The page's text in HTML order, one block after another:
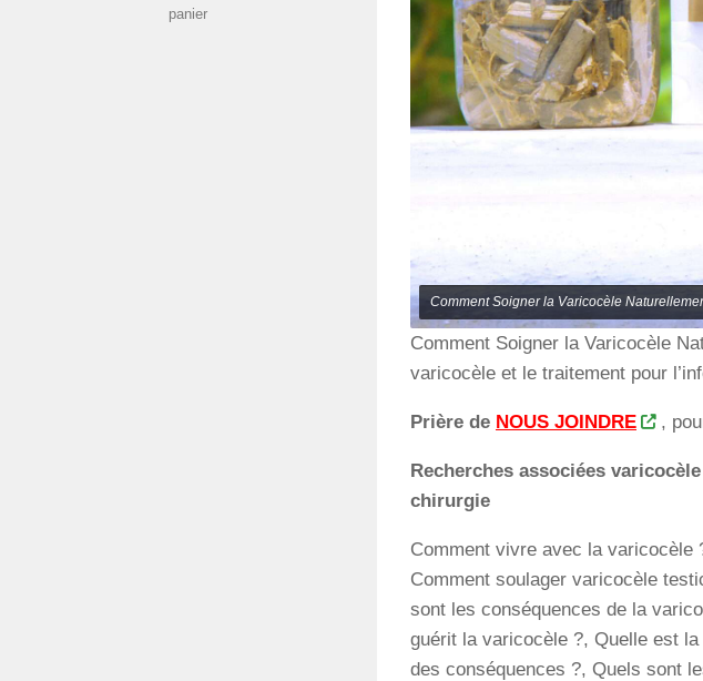
Comment Soigner la Varicocèle
Comment Soigner la Varicocèle
varicocèle et le traitement pour
Prière de NOUS JOINDRE ,
Recherches associées
chirurgie
Comment vivre avec la varicocèle
Comment soulager varicocèle
sont les conséquences de la
guérit la varicocèle ?, Quelle est
des conséquences ?, Quels sont
panier